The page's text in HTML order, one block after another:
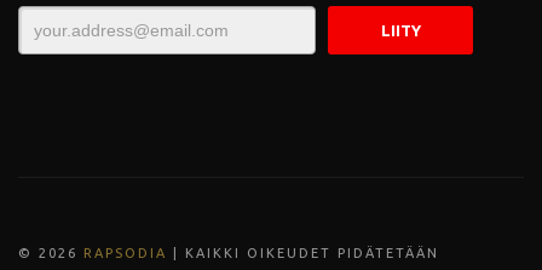
© 202 6 RAPSODIA | KAIKKI OIKEUDET PIDÄTETÄÄN